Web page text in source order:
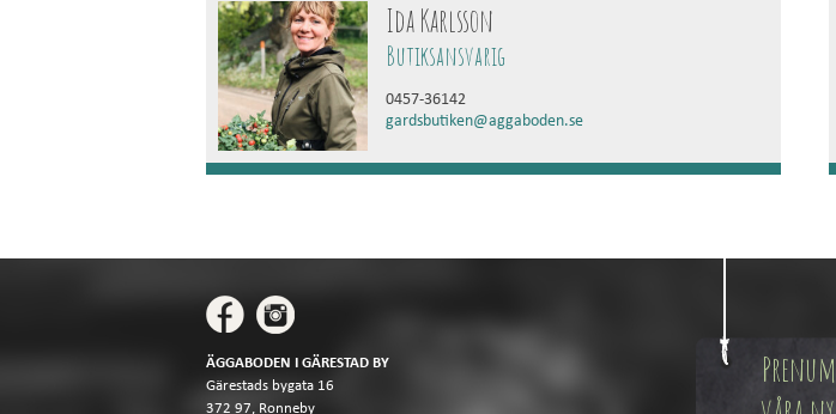
Ida Karlsson
Butiksansvarig
0457-36142
gardsbutiken@aggaboden.se
ÄGGABODEN I GÄRESTAD BY
Gärestads bygata 16
372 97, Ronneby